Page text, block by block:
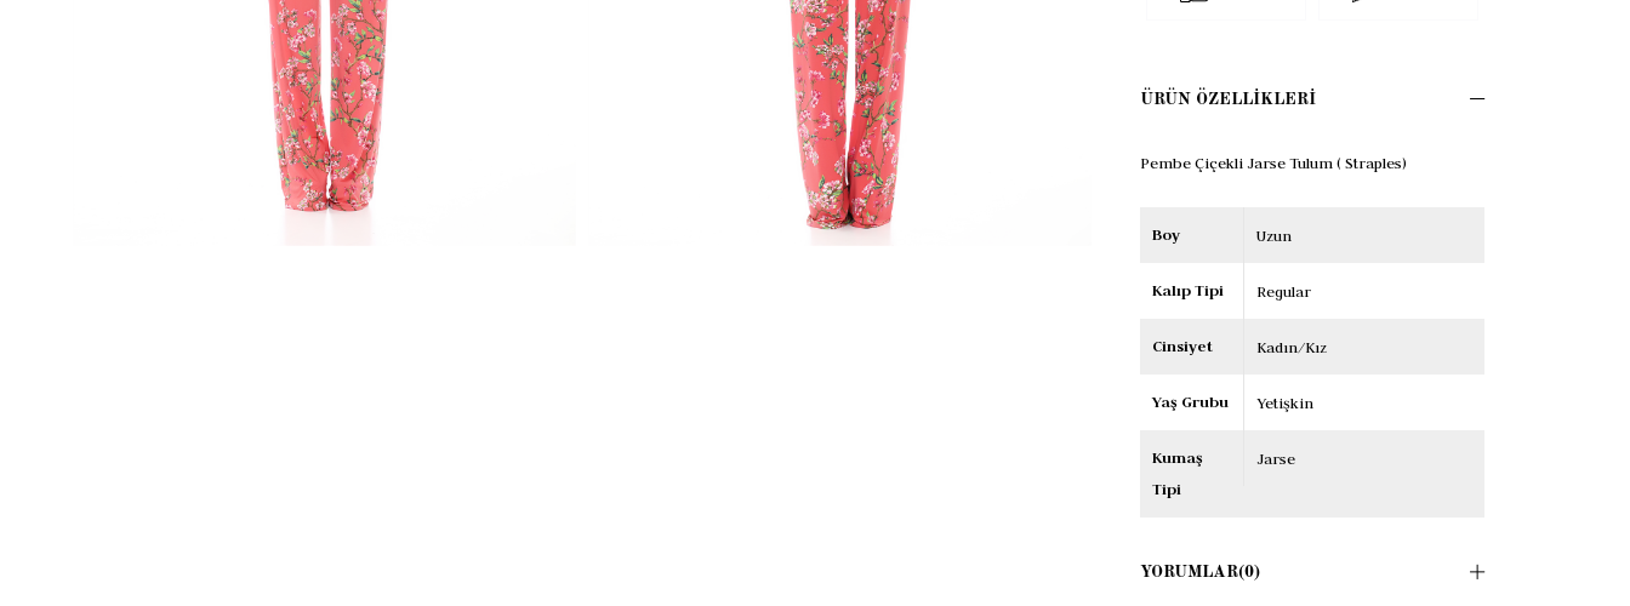
ÜRÜN ÖZELLIKLERI
Pembe Çiçekli Jarse Tulum ( Straples)
Boy Uzun
Kalıp Tipi Regular
Cinsiyet Kadın/Kız
Yaş Grubu Yetişkin
Kumaş
Tipi
Jarse
YORUMLAR(0)